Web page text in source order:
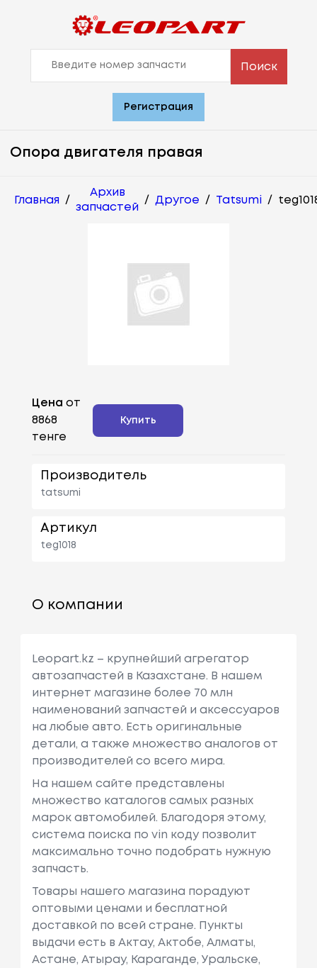
Поиск
Регистрация
Опора двигателя правая
Главная /
Архив
запчастей
/ Другое / Tatsumi /
Цена от
8868
тенге
Купить
Производитель
tatsumi
Артикул
teg1018
О компании
Leopart.kz – крупнейший агрегатор
автозапчастей в Казахстане. В нашем
интернет магазине более 70 млн
наименований запчастей и аксессуаров
на любые авто. Есть оригинальные
детали, а также множество аналогов от
производителей со всего мира.
На нашем сайте представлены
множество каталогов самых разных
марок автомобилей. Благодоря этому,
система поиска по vin коду позволит
максимально точно подобрать нужную
запчасть.
Товары нашего магазина порадуют
оптовыми ценами и бесплатной
доставкой по всей стране. Пункты
выдачи есть в Актау, Актобе, Алматы,
Астане, Атырау, Караганде, Уральске,